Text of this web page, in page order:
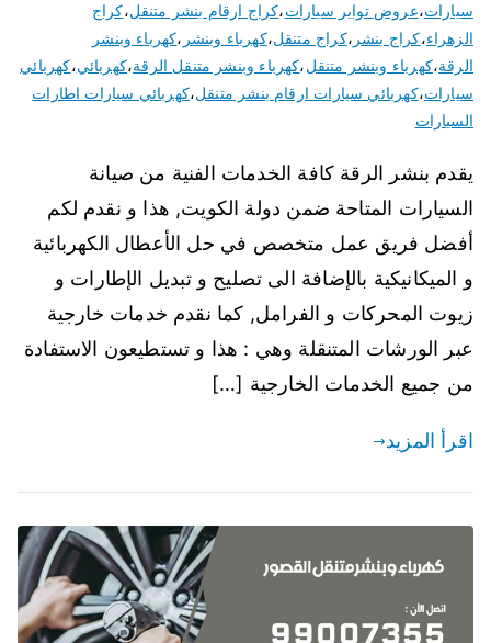
سيارات،عروض تواير سيارات،كراج ارقام بنشر متنقل،كراج
الزهراء،كراج بنشر ،كراج متنقل،كهرباء وبنشر ،كهرباء وبنشر
الرقة،كهرباء وبنشر متنقل،كهرباء وبنشر متنقل الرقة،كهربائي،كهربائي
سيارات،كهربائي سيارات ارقام بنشر متنقل،كهربائي سيارات اطارات
السيارات
يقدم بنشر الرقة كافة الخدمات الفنية من صيانة
السيارات المتاحة ضمن دولة الكويت, هذا و نقدم لكم
أفضل فريق عمل متخصص في حل الأعطال الكهربائية
و الميكانيكية بالإضافة الى تصليح و تبديل الإطارات و
زيوت المحركات و الفرامل, كما نقدم خدمات خارجية
عبر الورشات المتنقلة وهي : هذا و تستطيعون الاستفادة
من جميع الخدمات الخارجية […]
اقرأ المزيد